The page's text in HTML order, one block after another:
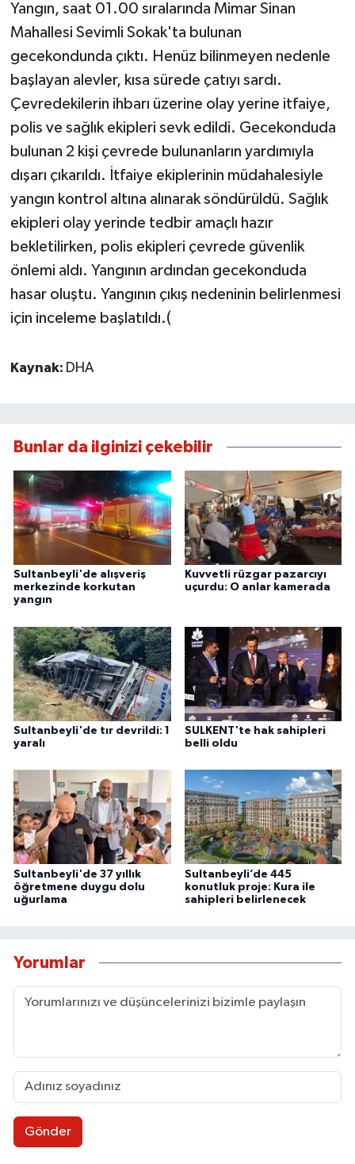
Yangın, saat 01.00 sıralarında Mimar Sinan
Mahallesi Sevimli Sokak'ta bulunan
gecekondunda çıktı. Henüz bilinmeyen nedenle
başlayan alevler, kısa sürede çatıyı sardı.
Çevredekilerin ihbarı üzerine olay yerine itfaiye,
polis ve sağlık ekipleri sevk edildi. Gecekonduda
bulunan 2 kişi çevrede bulunanların yardımıyla
dışarı çıkarıldı. İtfaiye ekiplerinin müdahalesiyle
yangın kontrol altına alınarak söndürüldü. Sağlık
ekipleri olay yerinde tedbir amaçlı hazır
bekletilirken, polis ekipleri çevrede güvenlik
önlemi aldı. Yangının ardından gecekonduda
hasar oluştu. Yangının çıkış nedeninin belirlenmesi
için inceleme başlatıldı.(
Kaynak: DHA
Bunlar da ilginizi çekebilir
Sultanbeyli'de alışveriş
merkezinde korkutan
yangın
Kuvvetli rüzgar pazarcıyı
uçurdu: O anlar kamerada
Sultanbeyli'de tır devrildi: 1
yaralı
SULKENT'te hak sahipleri
belli oldu
Sultanbeyli'de 37 yıllık
öğretmene duygu dolu
uğurlama
Sultanbeyli’de 445
konutluk proje: Kura ile
sahipleri belirlenecek
Yorumlar
Gönder